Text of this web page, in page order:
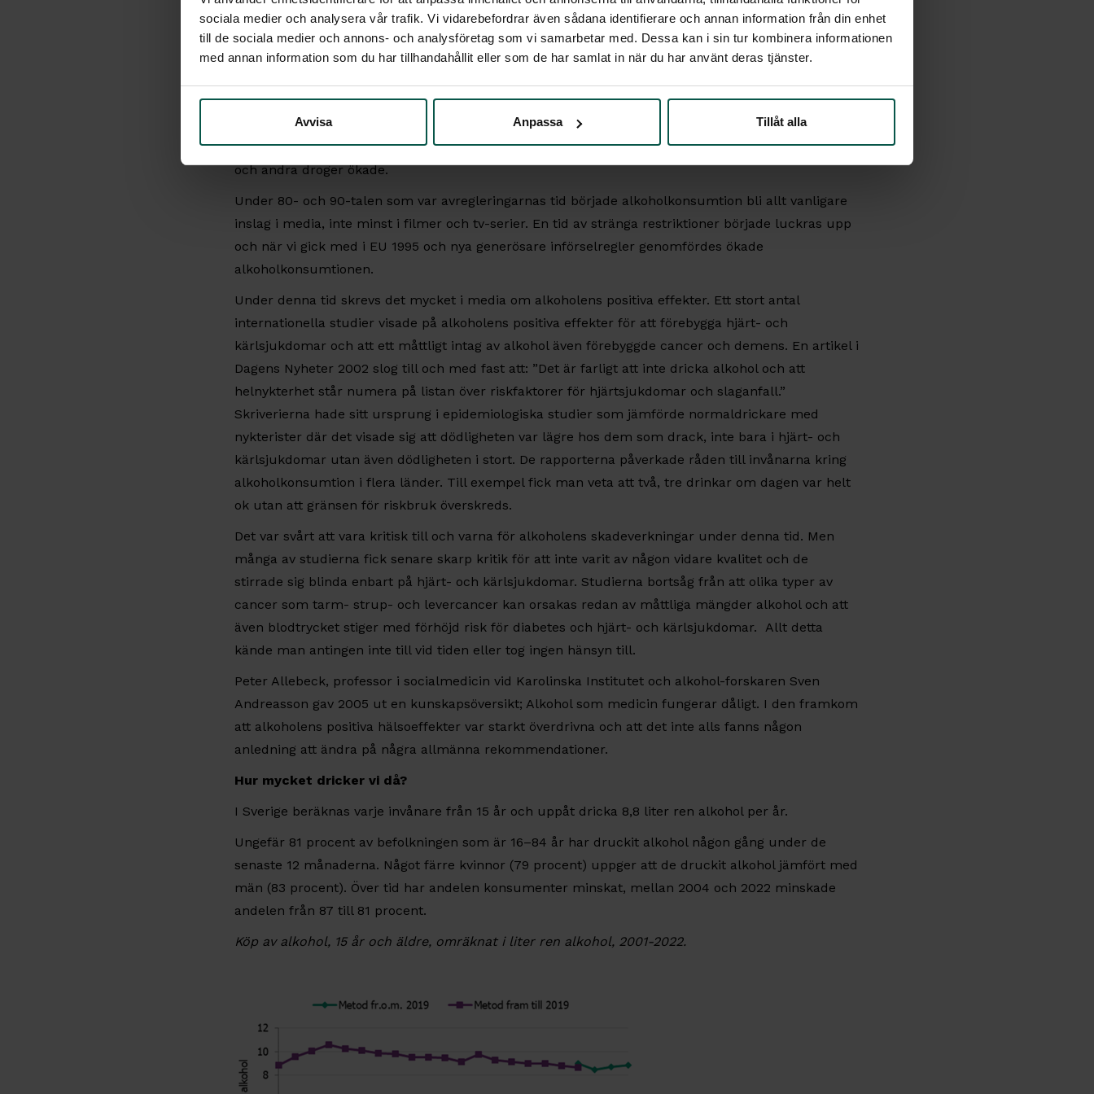
sociala medier och analysera vår trafik. Vi vidarebefordrar även sådana identifierare och annan information från din enhet
till de sociala medier och annons- och analysföretag som vi samarbetar med. Dessa kan i sin tur kombinera informationen
med annan information som du har tillhandahållit eller som de har samlat in när du har använt deras tjänster.
Avvisa Anpassa Tillåt alla
skadliga bruk och var mer positiva till ett förbud.
Politiken med motbok hölls fast fram till 1955 då den avskaffades. Ungefär samtidigt slogs en rad
Under 60- och 70-talen växte en ny ungdomsgeneration upp, 40-talisterna, som hade en liberal
syn på såväl sex som droger. Bruket av droger var inte kriminellt och skadligt bruk av både alkohol
och andra droger ökade.
Under 80- och 90-talen som var avregleringarnas tid började alkoholkonsumtion bli allt vanligare
inslag i media, inte minst i filmer och tv-serier. En tid av stränga restriktioner började luckras upp
och när vi gick med i EU 1995 och nya generösare införselregler genomfördes ökade
alkoholkonsumtionen.
Under denna tid skrevs det mycket i media om alkoholens positiva effekter. Ett stort antal
internationella studier visade på alkoholens positiva effekter för att förebygga hjärt- och
kärlsjukdomar och att ett måttligt intag av alkohol även förebyggde cancer och demens. En artikel i
Dagens Nyheter 2002 slog till och med fast att: ”Det är farligt att inte dricka alkohol och att
helnykterhet står numera på listan över riskfaktorer för hjärtsjukdomar och slaganfall.”
Skriverierna hade sitt ursprung i epidemiologiska studier som jämförde normaldrickare med
nykterister där det visade sig att dödligheten var lägre hos dem som drack, inte bara i hjärt- och
kärlsjukdomar utan även dödligheten i stort. De rapporterna påverkade råden till invånarna kring
alkoholkonsumtion i flera länder. Till exempel fick man veta att två, tre drinkar om dagen var helt
ok utan att gränsen för riskbruk överskreds.
Det var svårt att vara kritisk till och varna för alkoholens skadeverkningar under denna tid. Men
många av studierna fick senare skarp kritik för att inte varit av någon vidare kvalitet och de
stirrade sig blinda enbart på hjärt- och kärlsjukdomar. Studierna bortsåg från att olika typer av
cancer som tarm- strup- och levercancer kan orsakas redan av måttliga mängder alkohol och att
även blodtrycket stiger med förhöjd risk för diabetes och hjärt- och kärlsjukdomar. Allt detta
kände man antingen inte till vid tiden eller tog ingen hänsyn till.
Peter Allebeck, professor i socialmedicin vid Karolinska Institutet och alkohol-forskaren Sven
Andreasson gav 2005 ut en kunskapsöversikt; Alkohol som medicin fungerar dåligt. I den framkom
att alkoholens positiva hälsoeffekter var starkt överdrivna och att det inte alls fanns någon
anledning att ändra på några allmänna rekommendationer.
Hur mycket dricker vi då?
I Sverige beräknas varje invånare från 15 år och uppåt dricka 8,8 liter ren alkohol per år.
Ungefär 81 procent av befolkningen som är 16–84 år har druckit alkohol någon gång under de
senaste 12 månaderna. Något färre kvinnor (79 procent) uppger att de druckit alkohol jämfört med
män (83 procent). Över tid har andelen konsumenter minskat, mellan 2004 och 2022 minskade
andelen från 87 till 81 procent.
Köp av alkohol, 15 år och äldre, omräknat i liter ren alkohol, 2001-2022.